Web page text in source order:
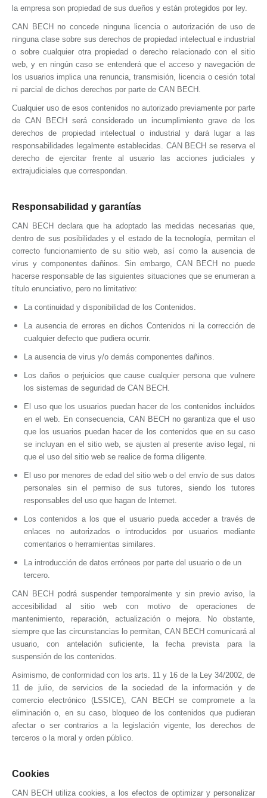
la empresa son propiedad de sus dueños y están protegidos por ley.
CAN BECH no concede ninguna licencia o autorización de uso de
ninguna clase sobre sus derechos de propiedad intelectual e industrial
o sobre cualquier otra propiedad o derecho relacionado con el sitio
web, y en ningún caso se entenderá que el acceso y navegación de
los usuarios implica una renuncia, transmisión, licencia o cesión total
ni parcial de dichos derechos por parte de CAN BECH .
Cualquier uso de esos contenidos no autorizado previamente por parte
de CAN BECH
será considerado un incumplimiento grave de los
derechos de propiedad intelectual o industrial y dará lugar a las
responsabilidades legalmente establecidas. CAN BECH se reserva el
derecho de ejercitar frente al usuario las acciones judiciales y
extrajudiciales que correspondan.
Responsabilidad y garantías
CAN BECH declara que ha adoptado las medidas necesarias que,
dentro de sus posibilidades y el estado de la tecnología, permitan el
correcto funcionamiento de su sitio web, así como la ausencia de
virus y componentes dañinos. Sin embargo, CAN BECH
no puede
hacerse responsable de las siguientes situaciones que se enumeran a
título enunciativo, pero no limitativo:
La continuidad y disponibilidad de los Contenidos.
La ausencia de errores en dichos Contenidos ni la corrección de
cualquier defecto que pudiera ocurrir.
La ausencia de virus y/o demás componentes dañinos.
Los daños o perjuicios que cause cualquier persona que vulnere
los sistemas de seguridad de CAN BECH.
El uso que los usuarios puedan hacer de los contenidos incluidos
en el web. En consecuencia, CAN BECH no garantiza que el uso
que los usuarios puedan hacer de los contenidos que en su caso
se incluyan en el sitio web, se ajusten al presente aviso legal, ni
que el uso del sitio web se realice de forma diligente.
El uso por menores de edad del sitio web o del envío de sus datos
personales sin el permiso de sus tutores, siendo los tutores
responsables del uso que hagan de Internet.
Los contenidos a los que el usuario pueda acceder a través de
enlaces no autorizados o introducidos por usuarios mediante
comentarios o herramientas similares.
La introducción de datos erróneos por parte del usuario o de un
tercero.
CAN BECH
podrá suspender temporalmente y sin previo aviso, la
accesibilidad al sitio web con motivo de operaciones de
mantenimiento, reparación, actualización o mejora. No obstante,
siempre que las circunstancias lo permitan, CAN BECH comunicará al
usuario, con antelación suficiente, la fecha prevista para la
suspensión de los contenidos.
Asimismo, de conformidad con los arts. 11 y 16 de la Ley 34/2002, de
11 de julio, de servicios de la sociedad de la información y de
comercio electrónico (LSSICE),CAN BECH se compromete a la
eliminación o, en su caso, bloqueo de los contenidos que pudieran
afectar o ser contrarios a la legislación vigente, los derechos de
terceros o la moral y orden público.
Cookies
CAN BECH utiliza cookies, a los efectos de optimizar y personalizar